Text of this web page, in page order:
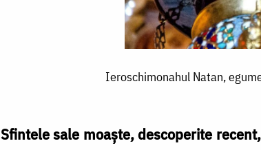
Ieroschimonahul Natan,
Sfintele sale moaşte, descoperite